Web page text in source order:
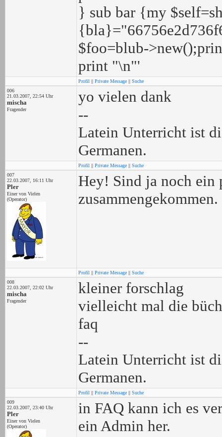
} sub bar {my
$foo=blub-
print "\n"'
Profil || Private Message || Suche
006
21.03.2007, 22:54 Uhr
mischa
Fragender
yo vielen dank
--
Latein Unterricht ist
Germanen.
Profil || Private Message || Suche
007
22.03.2007, 16:11 Uhr
Pler
Einer von Vielen
(Operator)
Hey! Sind ja noch ein
Profil || Private Message || Suche
008
22.03.2007, 22:02 Uhr
mischa
Fragender
kleiner forschlag
vielleicht mal die
faq
--
Latein Unterricht ist
Germanen.
Profil || Private Message || Suche
009
22.03.2007, 23:40 Uhr
Pler
Einer von Vielen
(Operator)
in FAQ kann ich es
ein Admin her.